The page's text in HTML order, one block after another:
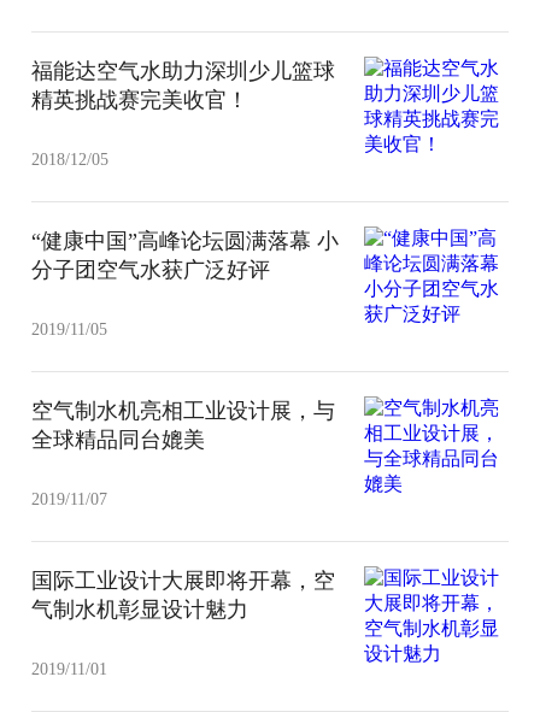
福能达空气水助力深圳少儿篮球
精英挑战赛完美收官！
2018/12/05
“健康中国”高峰论坛圆满落幕 小
分子团空气水获广泛好评
2019/11/05
空气制水机亮相工业设计展，与
全球精品同台媲美
2019/11/07
国际工业设计大展即将开幕，空
气制水机彰显设计魅力
2019/11/01